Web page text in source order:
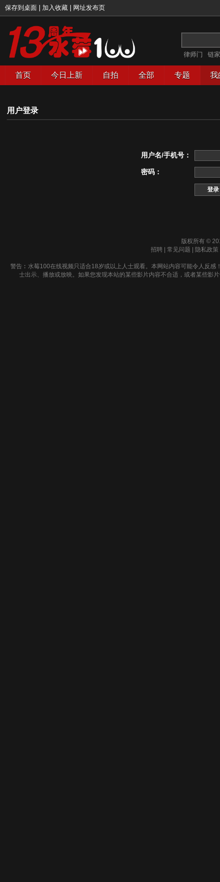
保存到桌面 加入收藏 网址发布页
律师门 链
首页 今日上新 自拍 全部 专题 我
用户登录
用户名/手机号：
密码：
版权所有 ©
招聘
常见问题 隐私政策
警告︰水莓100在线视频只适合18岁或以上人士观看。本网站内容可能令人反
士出示、播放或放映。如果您发现本站的某些影片内容不合适，或者某些